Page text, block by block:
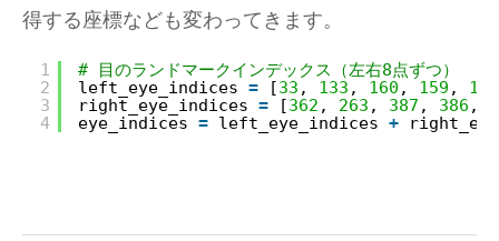
得する座標なども変わってきます。
1
2
3
4
# 目のランドマークインデックス（左右8点ずつ）
left_eye_indices = [33 , 133 , 160 , 159 , 158
right_eye_indices = [362 , 263 , 387 , 386 ,
eye_indices = left_eye_indices +